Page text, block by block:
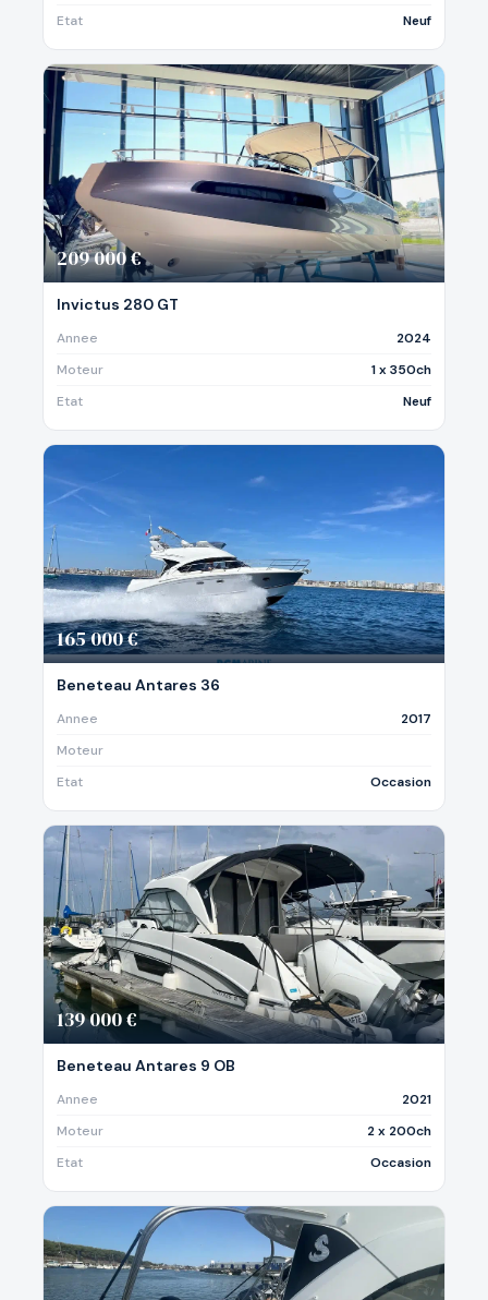
Etat Neuf
209 000 €
Invictus 280 GT
Annee
2024
Moteur
1 x 350ch
Etat
Neuf
165 000 €
Beneteau Antares 36
Annee
2017
Moteur
Etat
Occasion
139 000 €
Beneteau Antares 9 OB
Annee
2021
Moteur
2 x 200ch
Etat
Occasion